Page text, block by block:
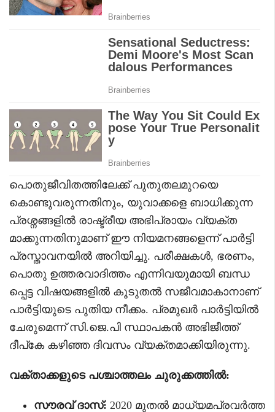
പൊതുജീവിതത്തിലേക്ക് പുതുതലമുറയെ
കൊണ്ടുവരുന്നതിനും, യുവാക്കളെ ബാധിക്കുന്ന
പ്രശ്നങ്ങളിൽ രാഷ്ട്രീയ അഭിപ്രായം വ്യക്ത
മാക്കുന്നതിനുമാണ് ഈ നിയമനങ്ങളെന്ന് പാർട്ടി
പ്രസ്താവനയിൽ അറിയിച്ചു. പരീക്ഷകൾ, ഭരണം,
പൊതു ഉത്തരവാദിത്തം എന്നിവയുമായി ബന്ധ
പ്പെട്ട വിഷയങ്ങളിൽ കൂടുതൽ സജീവമാകാനാണ്
പാർട്ടിയുടെ പുതിയ നീക്കം. പ്രമുഖർ പാർട്ടിയിൽ
ചേരുമെന്ന് സി.ജെ.പി സ്ഥാപകൻ അഭിജീത്ത്
ദീപ്കേ കഴിഞ്ഞ ദിവസം വ്യക്തമാക്കിയിരുന്നു.
വക്താക്കളുടെ പശ്ചാത്തലം ചുരുക്കത്തിൽ:
സൗരവ് ദാസ്: 2020 മുതൽ മാധ്യമപ്രവർത്ത